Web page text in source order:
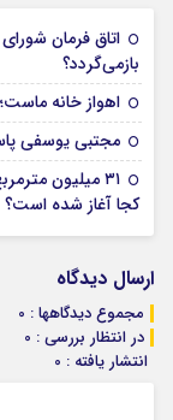
اتاق فرمان
بازمی‌گردد؟
اهواز خانه
مجتبی یوسفی پاسخ دهد؛
کجا آغاز شده است؟
ارسال دیدگاه
مجموع دیدگاهها : 0
در انتظار بررسی : 0
انتشار یافته : 0